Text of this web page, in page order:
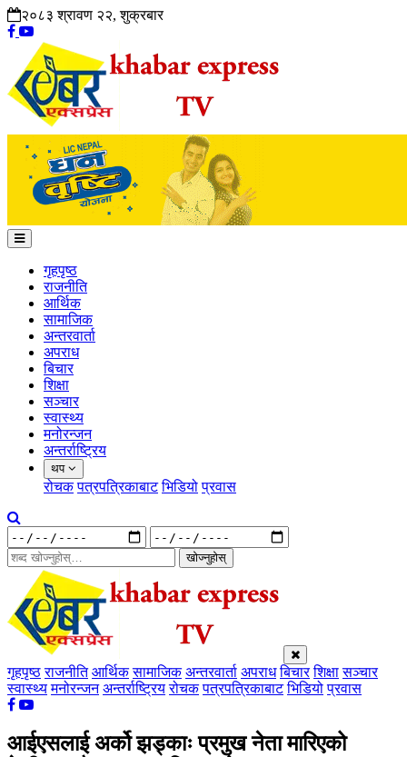
२०८३ श्रावण २२, शुक्रबार
गृहपृष्ठ
राजनीति
आर्थिक
सामाजिक
अन्तरवार्ता
अपराध
बिचार
शिक्षा
सञ्चार
स्वास्थ्य
मनोरन्जन
अन्तर्राष्ट्रिय
थप
रोचक पत्रपत्रिकाबाट भिडियो प्रवास
खोज्नुहोस्
गृहपृष्ठ राजनीति आर्थिक सामाजिक अन्तरवार्ता अपराध बिचार शिक्षा सञ्चार
स्वास्थ्य मनोरन्जन अन्तर्राष्ट्रिय रोचक पत्रपत्रिकाबाट भिडियो प्रवास
आईएसलाई अर्को झड्काः प्रमुख नेता मारिएको